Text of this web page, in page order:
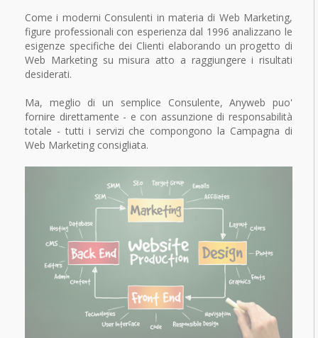
Come i moderni Consulenti in materia di Web Marketing,
figure professionali con esperienza dal 1996 analizzano le
esigenze specifiche dei Clienti elaborando un progetto di
Web Marketing su misura atto a raggiungere i risultati
desiderati.
Ma, meglio di un semplice Consulente, Anyweb puo'
fornire direttamente - e con assunzione di responsabilità
totale - tutti i servizi che compongono la Campagna di
Web Marketing consigliata.